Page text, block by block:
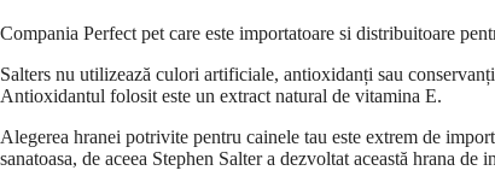
Compania Perfect pet care este importatoare si distribuitoare
Salters nu utilizează culori artificiale, antioxidanți sau
Antioxidantul folosit este un extract natural de vitamina E.
Alegerea hranei potrivite pentru cainele tau este extrem de
sanatoasa, de aceea Stephen Salter a dezvoltat această hrana